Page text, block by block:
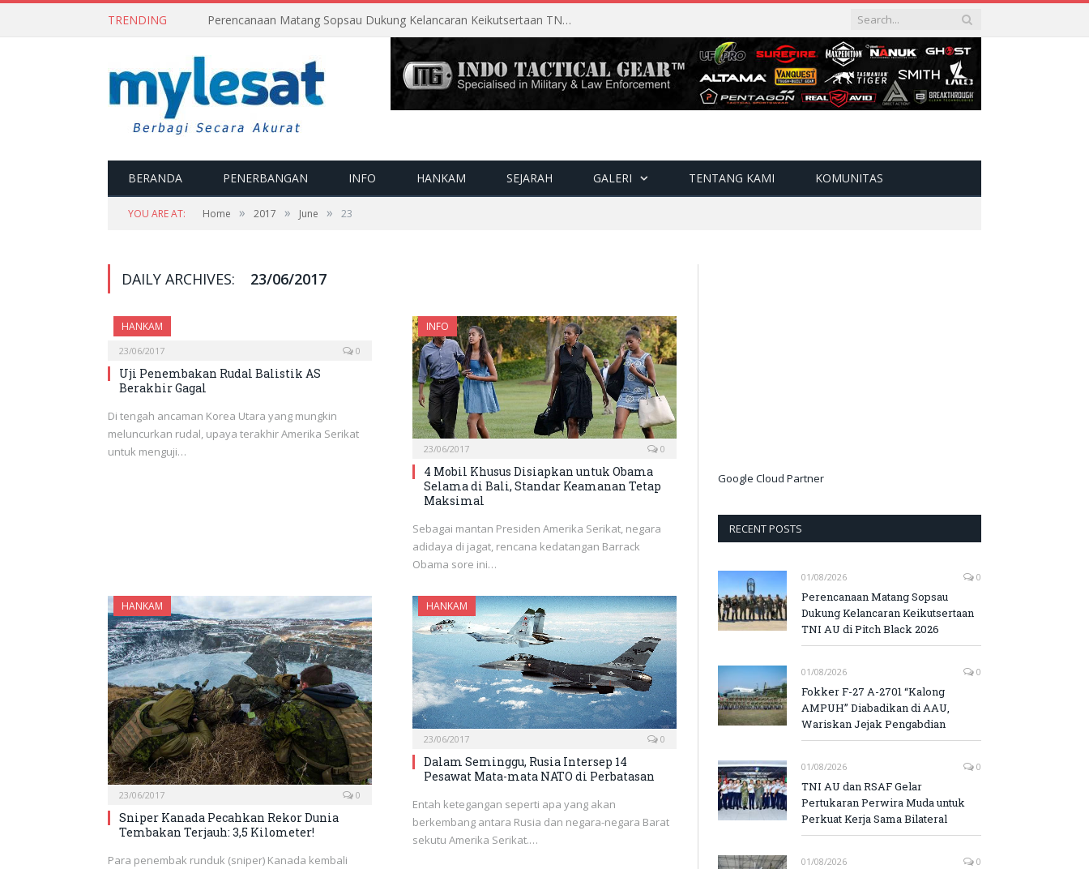
TRENDING Perencanaan Matang Sopsau Dukung Kelancaran Keikutsertaan TNI AU di Pitch Black 2026
BERANDA PENERBANGAN INFO HANKAM SEJARAH GALERI TENTANG KAMI KOMUNITAS
YOU ARE AT: Home » 2017 » June » 23
DAILY ARCHIVES: 23/06/2017
HANKAM
23/06/2017 0
Uji Penembakan Rudal Balistik AS
Berakhir Gagal
Di tengah ancaman Korea Utara yang mungkin
meluncurkan rudal, upaya terakhir Amerika Serikat
untuk menguji…
INFO
23/06/2017 0
4 Mobil Khusus Disiapkan untuk Obama
Selama di Bali, Standar Keamanan Tetap
Maksimal
Sebagai mantan Presiden Amerika Serikat, negara
adidaya di jagat, rencana kedatangan Barrack
Obama sore ini…
HANKAM
23/06/2017 0
Sniper Kanada Pecahkan Rekor Dunia
Tembakan Terjauh: 3,5 Kilometer!
Para penembak runduk (sniper) Kanada kembali
HANKAM
23/06/2017 0
Dalam Seminggu, Rusia Intersep 14
Pesawat Mata-mata NATO di Perbatasan
Entah ketegangan seperti apa yang akan
berkembang antara Rusia dan negara-negara Barat
sekutu Amerika Serikat.…
Google Cloud Partner
RECENT POSTS
01/08/2026 0
Perencanaan Matang Sopsau
Dukung Kelancaran Keikutsertaan
TNI AU di Pitch Black 2026
01/08/2026 0
Fokker F-27 A-2701 “Kalong
AMPUH” Diabadikan di AAU,
Wariskan Jejak Pengabdian
01/08/2026 0
TNI AU dan RSAF Gelar
Pertukaran Perwira Muda untuk
Perkuat Kerja Sama Bilateral
01/08/2026 0